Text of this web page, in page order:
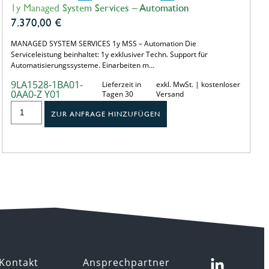
1y Managed System Services – Automation
7.370,00 €
MANAGED SYSTEM SERVICES 1y MSS – Automation Die
Serviceleistung beinhaltet: 1y exklusiver Techn. Support für
Automatisierungssysteme. Einarbeiten m…
9LA1528-1BA01-
0AA0-Z Y01
Lieferzeit in
Tagen 30
exkl. MwSt. | kostenloser
Versand
ZUR ANFRAGE HINZUFÜGEN
Ansprechpartner